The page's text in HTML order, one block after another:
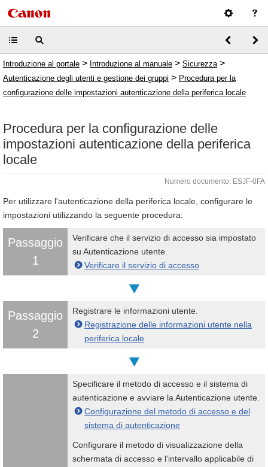
Introduzione al portale > Introduzione al manuale > Sicurezza >
Autenticazione degli utenti e gestione dei gruppi > Procedura per la
configurazione delle impostazioni autenticazione della periferica locale
Procedura per la configurazione delle
impostazioni autenticazione della periferica
locale
Numero documento: ESJF-0FA
Per utilizzare l'autenticazione della periferica locale, configurare le
impostazioni utilizzando la seguente procedura:
Passaggio
1
Verificare che il servizio di accesso sia impostato
su Autenticazione utente.
Verificare il servizio di accesso
Passaggio
2
Registrare le informazioni utente.
Registrazione delle informazioni utente nella
periferica locale
Specificare il metodo di accesso e il sistema di
autenticazione e avviare la Autenticazione utente.
Configurazione del metodo di accesso e del
sistema di autenticazione
Configurare il metodo di visualizzazione della
schermata di accesso e l'intervallo applicabile di